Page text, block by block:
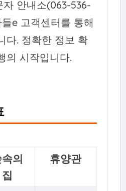
자 안내소(063-536-
e 고객센터를 통해
다. 정확한 정보 확
의 시작입니다.
의
집
휴양관